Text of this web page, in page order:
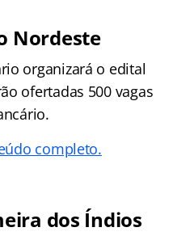
Nordeste
organizará o edital
ofertadas 500 vagas
completo.
dos Índios